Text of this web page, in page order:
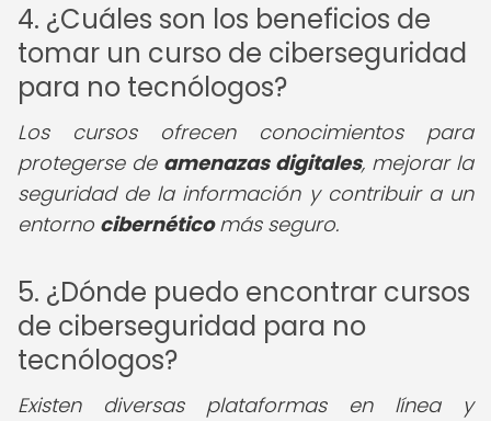
4. ¿Cuáles son los beneficios de
tomar un curso de ciberseguridad
para no tecnólogos?
Los cursos ofrecen conocimientos para
protegerse de amenazas digitales, mejorar la
seguridad de la información y contribuir a un
entorno cibernéticomás seguro.
5. ¿Dónde puedo encontrar cursos
de ciberseguridad para no
tecnólogos?
Existen diversas plataformas en línea y